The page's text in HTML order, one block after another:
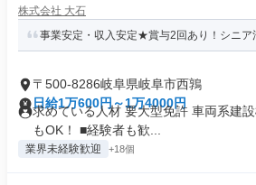
株式会社 大石
事業安定・収入安定★賞与2回あり！シニア
〒500-8286岐阜県岐阜市西鶉
日給1万600円～1万4000円
求めている人材 要大型免許 車両系建
もOK！ ■経験者も歓...
業界未経験歓迎 +18個